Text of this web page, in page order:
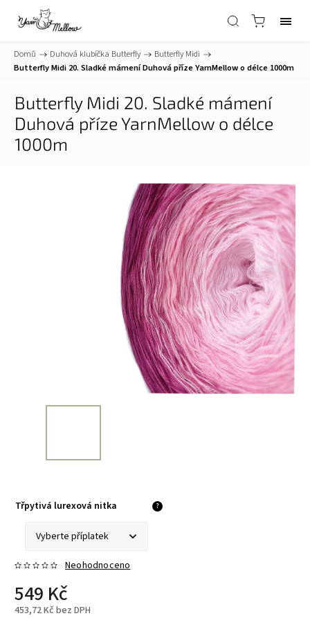
Domů / Duhová klubíčka Butterfly / Butterfly Midi /
Butterfly Midi 20. Sladké mámeníDuhová příze YarnMellow o délce 1000m
Butterfly Midi 20. Sladké mámení
Duhová příze YarnMellow o délce
1000m
Třpytivá lurexová nitka ?
Neohodnoceno
549 Kč
453,72 Kč bez DPH